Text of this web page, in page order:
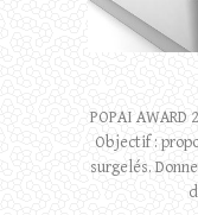
POPAI
Objectif :
surgelés.